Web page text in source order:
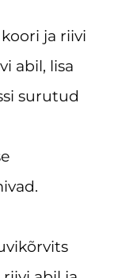
ja riivi
abil, lisa
surutud